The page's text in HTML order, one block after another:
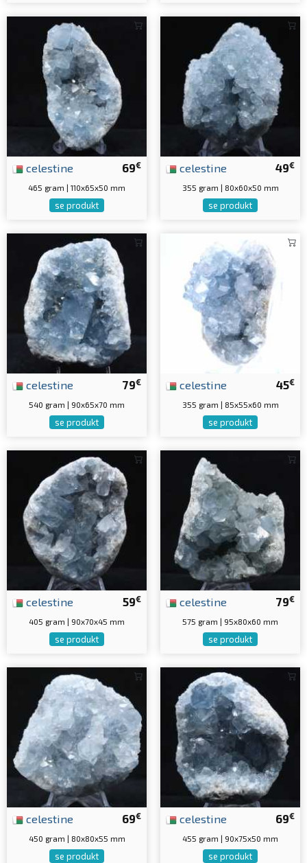
69€
celestine
465 gram | 110x65x50 mm
se produkt
49€
celestine
355 gram | 80x60x50 mm
se produkt
79€
celestine
540 gram | 90x65x70 mm
se produkt
45€
celestine
355 gram | 85x55x60 mm
se produkt
59€
celestine
405 gram | 90x70x45 mm
se produkt
79€
celestine
575 gram | 95x80x60 mm
se produkt
69€
celestine
450 gram | 80x80x55 mm
se produkt
69€
celestine
455 gram | 90x75x50 mm
se produkt